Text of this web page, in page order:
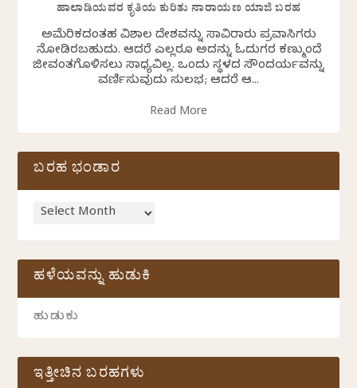
ಹಾಲಾಡಿಯವರ ಕೃತಿಯ ಕುರಿತು ನಾರಾಯಣ ಯಾಜಿ ಬರಹ
ಅಮೆರಿಕದಂತಹ ವಿಶಾಲ ದೇಶವನ್ನು ಸಾವಿರಾರು ಪ್ರವಾಸಿಗರು
ನೋಡಿರಬಹುದು. ಆದರೆ ಎಲ್ಲರೂ ಅದನ್ನು ಓದುಗರ ಕಣ್ಮುಂದೆ
ಜೀವಂತಗೊಳಿಸಲು ಸಾಧ್ಯವಿಲ್ಲ. ಒಂದು ಸ್ಥಳದ ಸೌಂದರ್ಯವನ್ನು
ವರ್ಣಿಸುವುದು ಸುಲಭ; ಆದರೆ ಆ...
Read More
ಬರಹ ಭಂಡಾರ
ಹಳೆಯವನ್ನು ಹುಡುಕಿ
ಇತ್ತೀಚಿನ ಬರಹಗಳು